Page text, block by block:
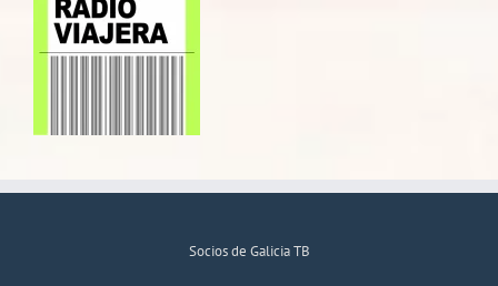
Socios de Galicia TB